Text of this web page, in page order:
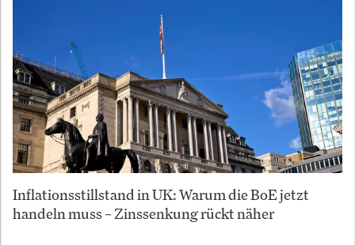
Inflationsstillstand in UK: Warum die BoE jetzt
handeln muss – Zinssenkung rückt näher